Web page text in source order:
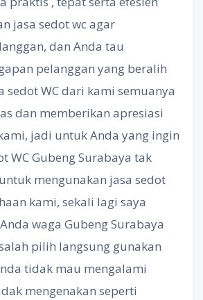
jasa sedot wc agar
dan Anda tau
pelanggan yang beralih
sedot WC dari kami semuanya
dan memberikan apresiasi
jadi untuk Anda yang ingin
WC Gubeng Surabaya tak
mengunakan jasa sedot
kami, sekali lagi saya
waga Gubeng Surabaya
pilih langsung gunakan
tidak mau mengalami
mengenakan seperti